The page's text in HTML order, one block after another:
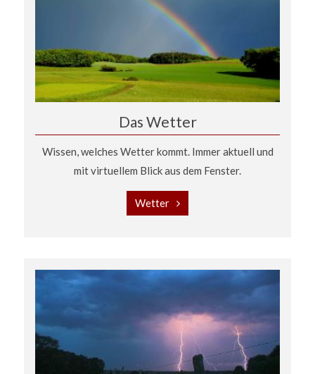
Das Wetter
Wissen, welches Wetter kommt. Immer aktuell und
mit virtuellem Blick aus dem Fenster.
Wetter